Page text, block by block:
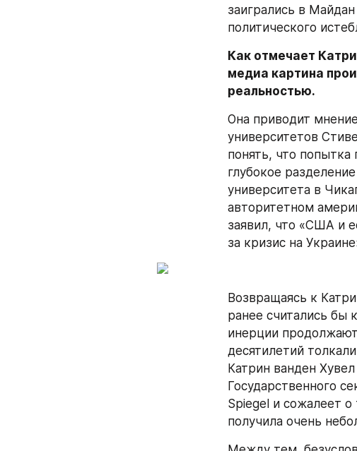
заигрались в
политического
Как отмечает
медиа картина
реальностью.
Она приводит
университетов
понять, что
глубокое
университета в
авторитетном
заявил, что «США и
за кризис на
Возвращаясь к
ранее считались бы
инерции
десятилетий
Катрин ванден
Государственного
Spiegel и сожалеет
получила очень